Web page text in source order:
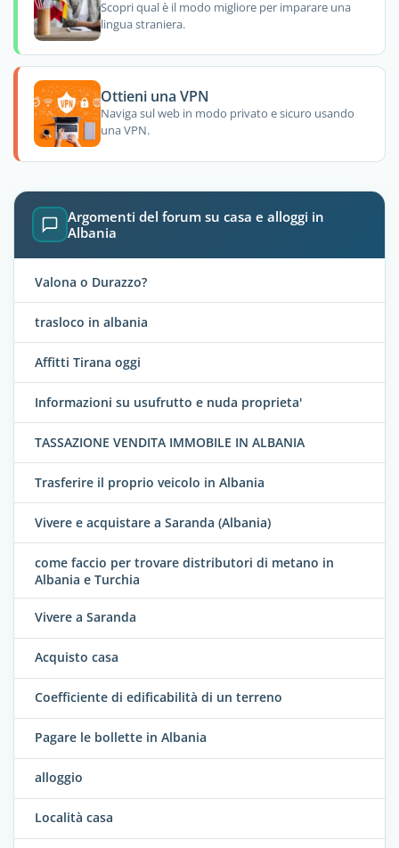
Scopri qual è il modo migliore per imparare una
lingua straniera.
Ottieni una VPN
Naviga sul web in modo privato e sicuro usando
una VPN.
Argomenti del forum su casa e alloggi in
Albania
Valona o Durazzo?
trasloco in albania
Affitti Tirana oggi
Informazioni su usufrutto e nuda proprieta'
TASSAZIONE VENDITA IMMOBILE IN ALBANIA
Trasferire il proprio veicolo in Albania
Vivere e acquistare a Saranda (Albania)
come faccio per trovare distributori di metano in
Albania e Turchia
Vivere a Saranda
Acquisto casa
Coefficiente di edificabilità di un terreno
Pagare le bollette in Albania
alloggio
Località casa